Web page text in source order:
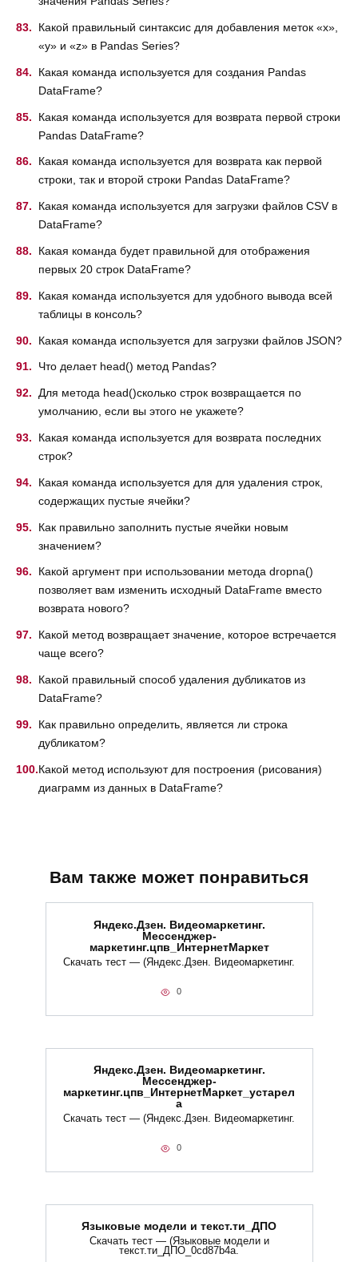
Какой правильный синтаксис для добавления меток «x»,
«y» и «z» в Pandas Series?
Какая команда используется для создания Pandas
DataFrame?
Какая команда используется для возврата первой строки
Pandas DataFrame?
Какая команда используется для возврата как первой
строки, так и второй строки Pandas DataFrame?
Какая команда используется для загрузки файлов CSV в
DataFrame?
Какая команда будет правильной для отображения
первых 20 строк DataFrame?
Какая команда используется для удобного вывода всей
таблицы в консоль?
Какая команда используется для загрузки файлов JSON?
Что делает head() метод Pandas?
Для метода head()сколько строк возвращается по
умолчанию, если вы этого не укажете?
Какая команда используется для возврата последних
строк?
Какая команда используется для для удаления строк,
содержащих пустые ячейки?
Как правильно заполнить пустые ячейки новым
значением?
Какой аргумент при использовании метода dropna()
позволяет вам изменить исходный DataFrame вместо
возврата нового?
Какой метод возвращает значение, которое встречается
чаще всего?
Какой правильный способ удаления дубликатов из
DataFrame?
Как правильно определить, является ли строка
дубликатом?
Какой метод используют для построения (рисования)
диаграмм из данных в DataFrame?
Вам также может понравиться
Яндекс.Дзен. Видеомаркетинг.
Мессенджер-
маркетинг.цпв_ИнтернетМаркет
Скачать тест — (Яндекс.Дзен. Видеомаркетинг.
0
Яндекс.Дзен. Видеомаркетинг.
Мессенджер-
маркетинг.цпв_ИнтернетМаркет_устарел
а
Скачать тест — (Яндекс.Дзен. Видеомаркетинг.
0
Языковые модели и текст.ти_ДПО
Скачать тест — (Языковые модели и
текст.ти_ДПО_0cd87b4a.